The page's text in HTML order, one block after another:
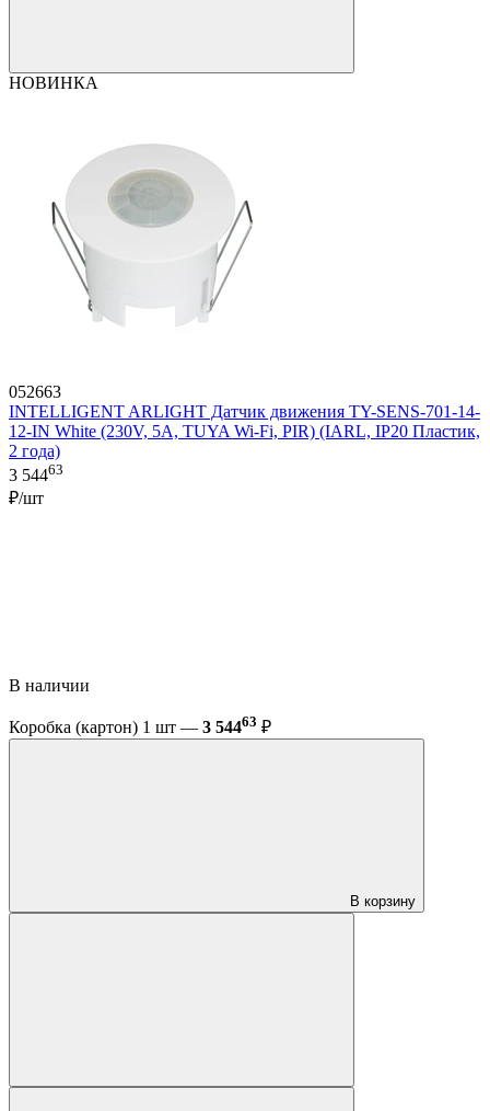
НОВИНКА
052663
INTELLIGENT ARLIGHT Датчик движения TY-SENS-701-14-
12-IN White (230V, 5A, TUYA Wi-Fi, PIR) (IARL, IP20 Пластик,
2 года)
3 54463
₽/шт
В наличии
Коробка (картон) 1 шт — 3 54463 ₽
В корзину